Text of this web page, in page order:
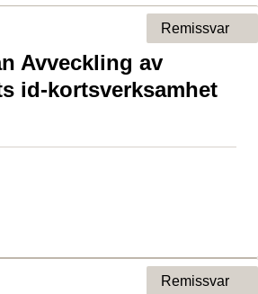
Avveckling av
id-kortsverksamhet
Remissvar
Remissvar